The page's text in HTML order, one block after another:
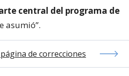
central del programa de
asumió”.
de correcciones